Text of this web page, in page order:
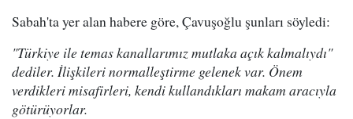
Sabah'ta yer alan habere göre, Çavuşoğlu şunları söyledi:
"Türkiye ile temas kanallarımız mutlaka açık kalmalıydı"
dediler. İlişkileri normalleştirme gelenek var. Önem
verdikleri misafirleri, kendi kullandıkları makam aracıyla
götürüyorlar.